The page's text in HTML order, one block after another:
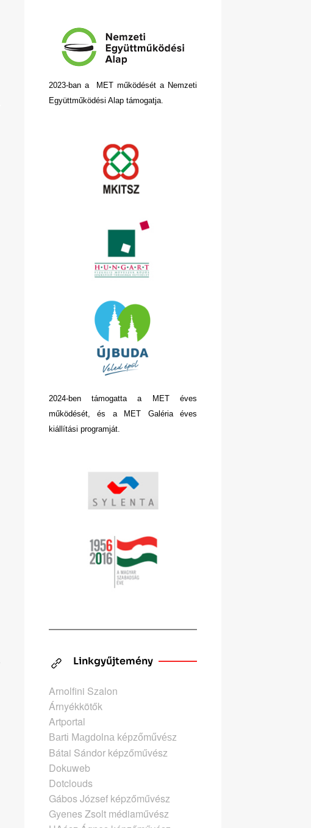
2023-ban a MET működését a Nemzeti
Együttműködési Alap támogatja.
2024-ben támogatta a MET éves
működését, és a MET Galéria éves
kiállítási programját.
Linkgyűjtemény
Arnolfini Szalon
Árnyékkötők
Artportal
Barti Magdolna képzőművész
Bátai Sándor képzőművész
Dokuweb
Dotclouds
Gábos József képzőművész
Gyenes Zsolt médiaművész